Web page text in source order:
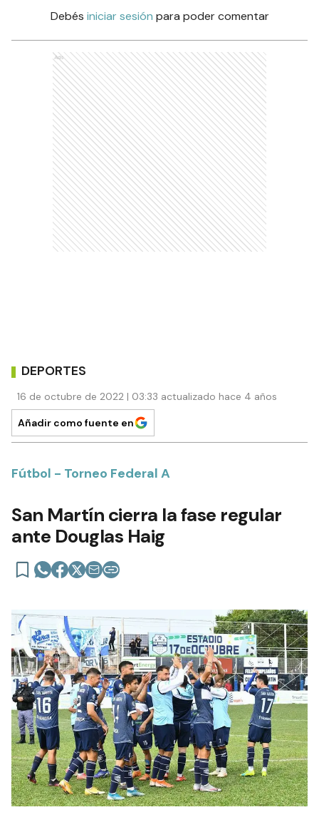
Debés iniciar sesión para poder comentar
Ads
DEPORTES
16 de octubre de 2022 | 03:33 actualizado hace 4 años
Añadir como fuente en
Fútbol - Torneo Federal A
San Martín cierra la fase regular
ante Douglas Haig